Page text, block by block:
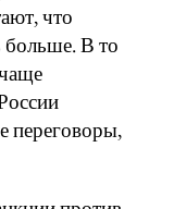
что
больше. В то
переговоры,